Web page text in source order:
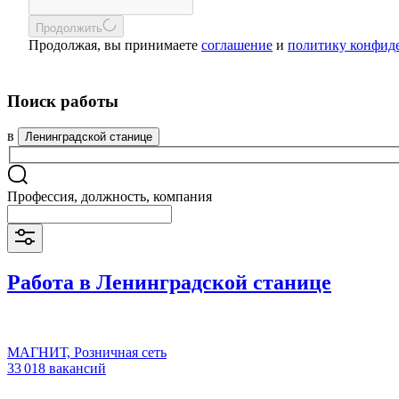
Продолжить
Продолжая, вы принимаете соглашение и политику
Поиск работы
в Ленинградской станице
Профессия, должность, компания
Работа в Ленинградской станице
МАГНИТ, Розничная сеть
33 018 вакансий